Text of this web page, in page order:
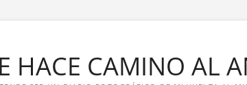
HACE CAMINO AL